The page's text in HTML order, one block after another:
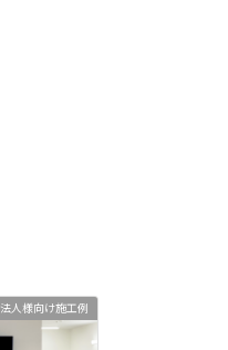
法人様向け施工例